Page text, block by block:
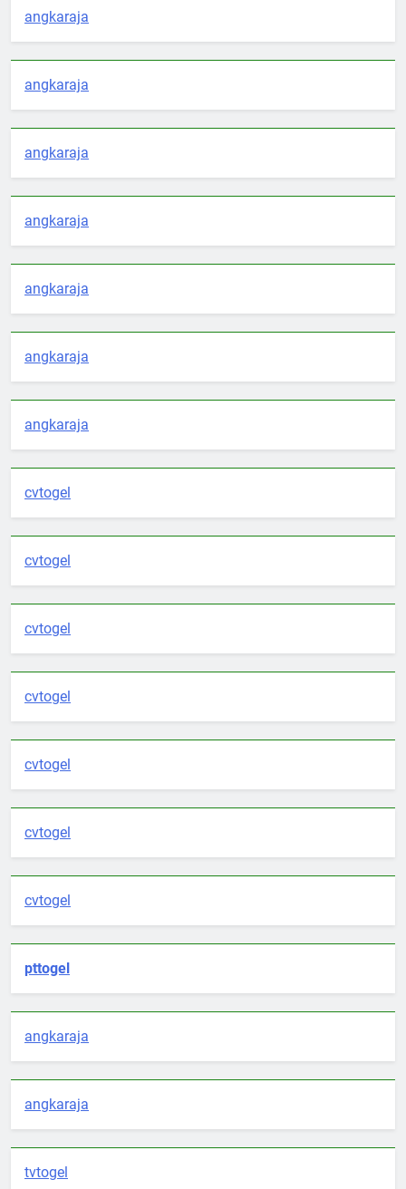
angkaraja
angkaraja
angkaraja
angkaraja
angkaraja
angkaraja
angkaraja
cvtogel
cvtogel
cvtogel
cvtogel
cvtogel
cvtogel
cvtogel
pttogel
angkaraja
angkaraja
tvtogel